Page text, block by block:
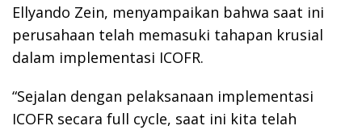
Ellyando Zein, menyampaikan bahwa saat ini
perusahaan telah memasuki tahapan krusial
dalam implementasi ICOFR.
“Sejalan dengan pelaksanaan implementasi
ICOFR secara full cycle, saat ini kita telah